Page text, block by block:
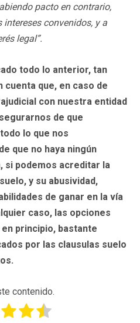
pacto en contrario,
convenidos, y a
legal”.
todo lo anterior, tan
que, en caso de
con nuestra entidad
de que
lo que nos
que no haya ningún
si podemos acreditar la
y su abusividad,
de ganar en la vía
caso, las opciones
principio, bastante
por las clausulas suelo
contenido.